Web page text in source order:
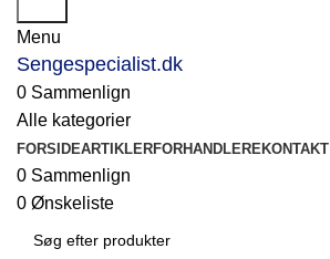
Menu
Sengespecialist.dk
0 Sammenlign
Alle kategorier
FORSIDEARTIKLERFORHANDLEREKONTAKT
0 Sammenlign
0 Ønskeliste